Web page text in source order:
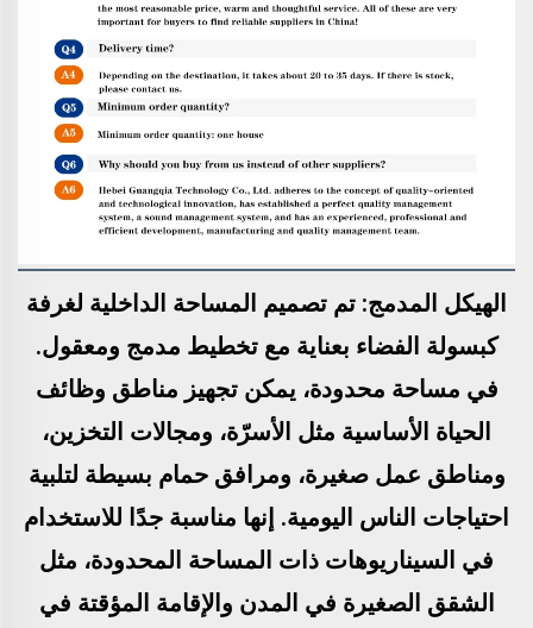
الهيكل المدمج: تم تصميم المساحة الداخلية لغرفة
كبسولة الفضاء بعناية مع تخطيط مدمج ومعقول.
في مساحة محدودة، يمكن تجهيز مناطق وظائف
الحياة الأساسية مثل الأسرّة، ومجالات التخزين،
ومناطق عمل صغيرة، ومرافق حمام بسيطة لتلبية
احتياجات الناس اليومية. إنها مناسبة جدًا للاستخدام
في السيناريوهات ذات المساحة المحدودة، مثل
الشقق الصغيرة في المدن والإقامة المؤقتة في